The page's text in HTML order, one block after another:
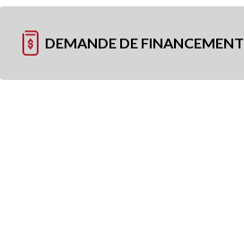
DEMANDE DE FINANCEMENT